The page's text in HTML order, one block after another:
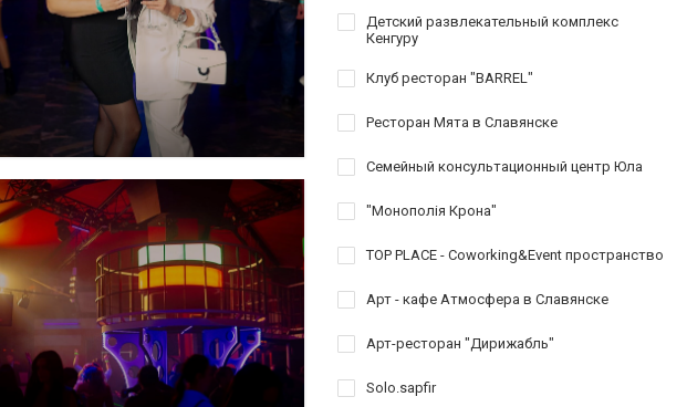
Детский развлекательный комплекс
Кенгуру
Клуб ресторан "BARREL"
Ресторан Мята в Славянске
Семейный консультационный центр Юла
"Монополія Крона"
TOP PLACE - Coworking&Event пространство
Арт - кафе Атмосфера в Славянске
Арт-ресторан "Дирижабль"
Solo.sapfir